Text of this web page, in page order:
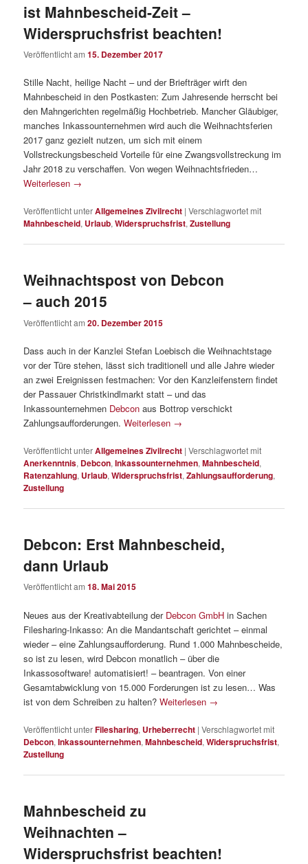
ist Mahnbescheid-Zeit –
Widerspruchsfrist beachten!
Veröffentlicht am15. Dezember 2017
Stille Nacht, heilige Nacht – und der Briefträger wirft den
Mahnbescheid in den Postkasten: Zum Jahresende herrscht bei
den Mahngerichten regelmäßig Hochbetrieb. Mancher Gläubiger,
manches Inkassounternehmen wird auch die Weihnachtsferien
2017 ganz gezielt nutzen, um sich mit einem
Vollstreckungsbescheid Vorteile für eine Zwangsvollstreckung im
Jahr 2018 zu verschaffen. Von wegen Weihnachtsfrieden…
Weiterlesen →
Veröffentlicht unterAllgemeines Zivilrecht |Verschlagwortet mit
Mahnbescheid, Urlaub,Widerspruchsfrist,Zustellung
Weihnachtspost von Debcon
– auch 2015
Veröffentlicht am20. Dezember 2015
Dass auch in der Kanzlei Stefan Loebisch die Weihnachtstage
vor der Türe stehen, lässt sich traditionell und alle Jahre wieder
an zwei Ereignissen festmachen: Vor den Kanzleifenstern findet
der Passauer Christkindlmarkt statt – und das
Inkassounternehmen Debcon aus Bottrop verschickt
Zahlungsaufforderungen.Weiterlesen →
Veröffentlicht unterAllgemeines Zivilrecht |Verschlagwortet mit
Anerkenntnis, Debcon,Inkassounternehmen,Mahnbescheid,
Ratenzahlung, Urlaub,Widerspruchsfrist,Zahlungsaufforderung,
Zustellung
Debcon: Erst Mahnbescheid,
dann Urlaub
Veröffentlicht am18. Mai 2015
Neues aus der Kreativabteilung der Debcon GmbH in Sachen
Filesharing-Inkasso: An die Mandantschaft gerichtet – einmal
wieder – eine Zahlungsaufforderung. Rund 1.000 Mahnbescheide,
so ist zu lesen, wird Debcon monatlich – über die
Inkassosoftware! automatisiert! – beantragen. Von einer
Gesamtabwicklung von 15.000 Forderungen ist zu lesen… Was
ist von dem Schreiben zu halten?Weiterlesen →
Veröffentlicht unterFilesharing, Urheberrecht |Verschlagwortet mit
Debcon,Inkassounternehmen,Mahnbescheid,Widerspruchsfrist,
Zustellung
Mahnbescheid zu
Weihnachten –
Widerspruchsfrist beachten!